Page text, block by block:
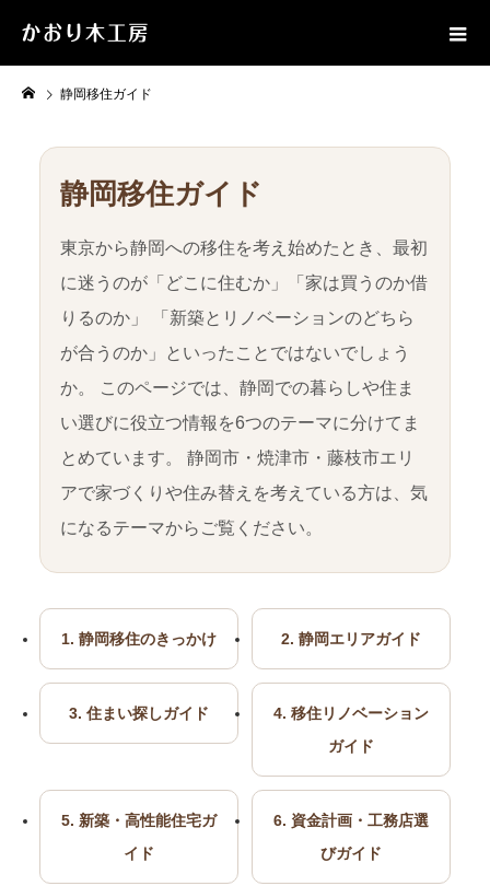
静岡移住ガイド
静岡移住ガイド
東京から静岡への移住を考え始めたとき、最初
に迷うのが「どこに住むか」「家は買うのか借
りるのか」 「新築とリノベーションのどちら
が合うのか」といったことではないでしょう
か。 このページでは、静岡での暮らしや住ま
い選びに役立つ情報を6つのテーマに分けてま
とめています。 静岡市・焼津市・藤枝市エリ
アで家づくりや住み替えを考えている方は、気
になるテーマからご覧ください。
1. 静岡移住のきっかけ 2. 静岡エリアガイド
3. 住まい探しガイド
4. 移住リノベーション
ガイド
5. 新築・高性能住宅ガ
イド
6. 資金計画・工務店選
びガイド